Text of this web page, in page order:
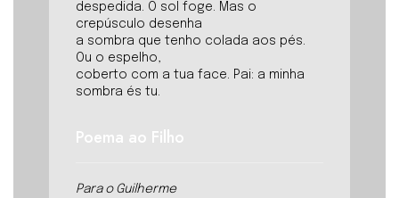
despedida. O sol foge. Mas o
crepúsculo desenha
a sombra que tenho colada aos pés.
Ou o espelho,
coberto com a tua face. Pai: a minha
sombra és tu.
Poema ao Filho
Para o Guilherme